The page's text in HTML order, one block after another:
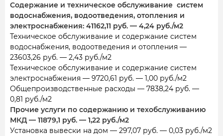
Содержание и техническое обслуживание систем
водоснабжения, водоотведения, отопления и
электроснабжения: 41162,11 руб. — 4,24 руб./м2
Техническое обслуживание и содержание систем
водоснабжения, водоотведения и отопления —
23603,26 руб. — 2,43 руб./м2
Техническое обслуживание и содержание систем
электроснабжения — 9720,61 руб. — 1,00 руб./м2
Общепроизводственные расходы — 7838,24 руб. —
0,81 руб./м2
Прочие услуги по содержанию и техобслуживанию
МКД — 11879,1 руб. — 1,22 руб./м2
Установка вывески на дом — 297,07 руб. — 0,03 руб./м2